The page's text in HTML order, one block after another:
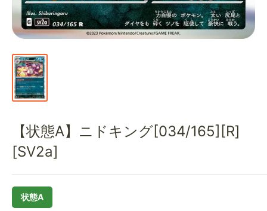
【状態A】ニドキング[034/165][R]
[SV2a]
状態A